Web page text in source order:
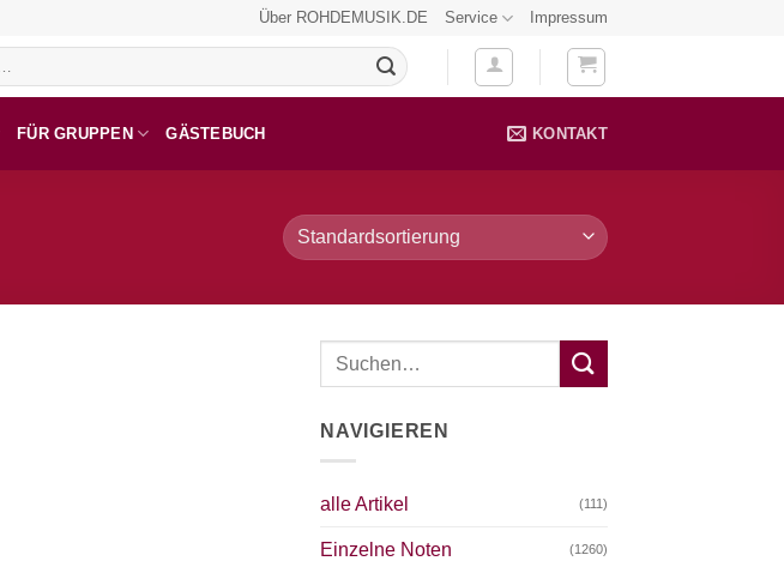
Über ROHDEMUSIK.DE Service Impressum
FÜR GRUPPEN GÄSTEBUCH KONTAKT
NAVIGIEREN
alle Artikel (111)
Einzelne Noten (1260)